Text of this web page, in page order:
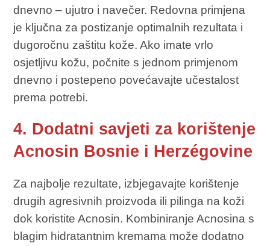
dnevno – ujutro i navečer. Redovna primjena
je ključna za postizanje optimalnih rezultata i
dugoročnu zaštitu kože. Ako imate vrlo
osjetljivu kožu, počnite s jednom primjenom
dnevno i postepeno povećavajte učestalost
prema potrebi.
4. Dodatni savjeti za korištenje
Acnosin Bosnie i Herzégovine
Za najbolje rezultate, izbjegavajte korištenje
drugih agresivnih proizvoda ili pilinga na koži
dok koristite Acnosin. Kombiniranje Acnosina s
blagim hidratantnim kremama može dodatno